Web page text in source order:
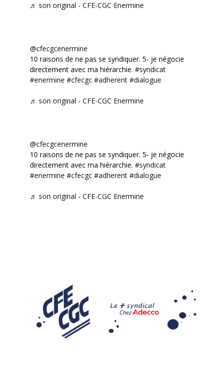
♬ son original - CFE-CGC Enermine
@cfecgcenermine
10 raisons de ne pas se syndiquer. 5- je négocie
directement avec ma hiérarchie. #syndicat
#enermine #cfecgc #adherent #dialogue
♬ son original - CFE-CGC Enermine
@cfecgcenermine
10 raisons de ne pas se syndiquer. 5- je négocie
directement avec ma hiérarchie. #syndicat
#enermine #cfecgc #adherent #dialogue
♬ son original - CFE-CGC Enermine